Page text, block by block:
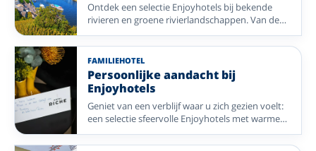
Ontdek een selectie Enjoyhotels bij bekende
rivieren en groene rivierlandschappen. Van de
Linge en Rijn tot de Moezel, Semois en Lahn: fijn
voor wandelen, fietsen en ontspannen aan het
water.
FAMILIEHOTEL
Persoonlijke aandacht bij
Enjoyhotels
Geniet van een verblijf waar u zich gezien voelt:
een selectie sfeervolle Enjoyhotels met warme
gastvrijheid, fijne bestemmingen en het 5-daags
alles-inclusief-arrangement.